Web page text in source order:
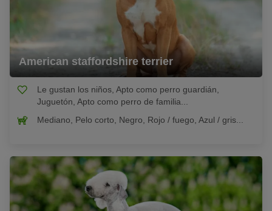
American staffordshire terrier
Le gustan los niños, Apto como perro guardián,
Juguetón, Apto como perro de familia...
Mediano, Pelo corto, Negro, Rojo / fuego, Azul / gris...